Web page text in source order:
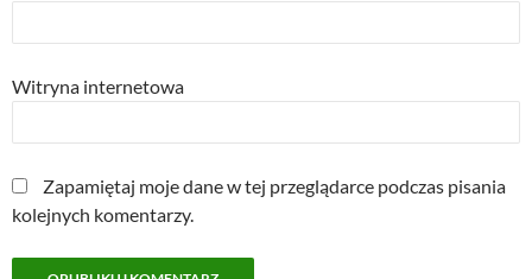
Witryna internetowa
Zapamiętaj moje dane w tej przeglądarce podczas pisania
kolejnych komentarzy.